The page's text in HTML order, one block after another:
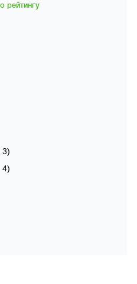
рейтингу
3)
4)